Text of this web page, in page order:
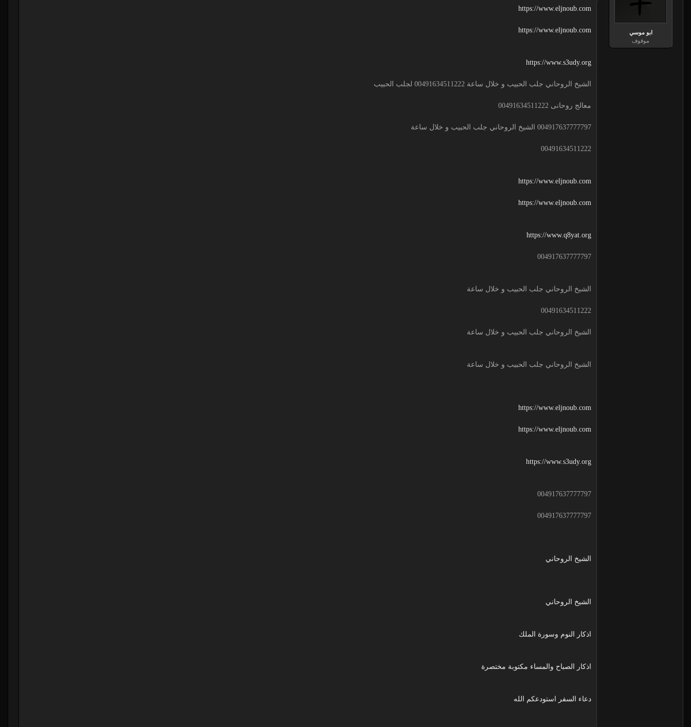
ابو موسي
موقوف
https://www.eljnoub.com
https://www.eljnoub.com
https://www.s3udy.org
الشيخ الروحاني جلب الحبيب و خلال ساعة 00491634511222 لجلب الحبيب
معالج روحانى 00491634511222
004917637777797 الشيخ الروحاني جلب الحبيب و خلال ساعة
00491634511222
https://www.eljnoub.com
https://www.eljnoub.com
https://www.q8yat.org
004917637777797
الشيخ الروحاني جلب الحبيب و خلال ساعة
00491634511222
الشيخ الروحاني جلب الحبيب و خلال ساعة
الشيخ الروحاني جلب الحبيب و خلال ساعة
https://www.eljnoub.com
https://www.eljnoub.com
https://www.s3udy.org
004917637777797
004917637777797
الشيخ الروحاني
الشيخ الروحاني
اذكار النوم وسورة الملك
اذكار الصباح والمساء مكتوبة مختصرة
دعاء السفر استودعكم الله